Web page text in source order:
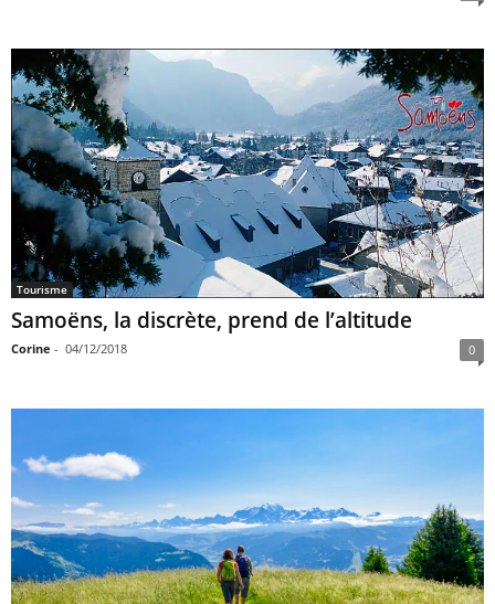
Tourisme
Samoëns, la discrète, prend de l’altitude
Corine - 04/12/2018 0